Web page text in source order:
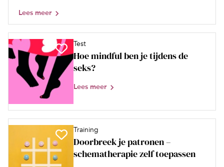
Lees meer
Test
Hoe mindful ben je tijdens de
seks?
Lees meer
Training
Doorbreek je patronen –
schematherapie zelf toepassen